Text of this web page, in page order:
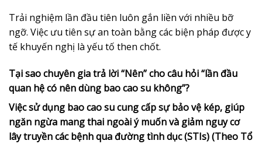
Trải nghiệm lần đầu tiên luôn gắn liền với nhiều bỡ
ngỡ. Việc ưu tiên sự an toàn bằng các biện pháp được y
tế khuyến nghị là yếu tố then chốt.
Tại sao chuyên gia trả lời “Nên” cho câu hỏi “lần đầu
quan hệ có nên dùng bao cao su không”?
Việc sử dụng bao cao su cung cấp sự bảo vệ kép, giúp
ngăn ngừa mang thai ngoài ý muốn và giảm nguy cơ
lây truyền các bệnh qua đường tình dục (STIs) (Theo Tổ